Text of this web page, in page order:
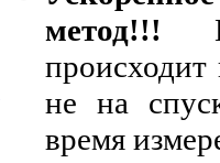
метод!!!
происходит
не на
время